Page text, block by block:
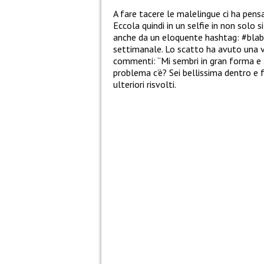
A fare tacere le malelingue ci ha
Eccola quindi in un selfie in non
anche da un eloquente hashtag:
settimanale. Lo scatto ha avuto una
commenti: “Mi sembri in gran forma
problema c’è? Sei bellissima dentro
ulteriori risvolti.